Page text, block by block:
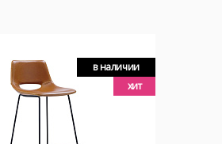
в наличии
хит